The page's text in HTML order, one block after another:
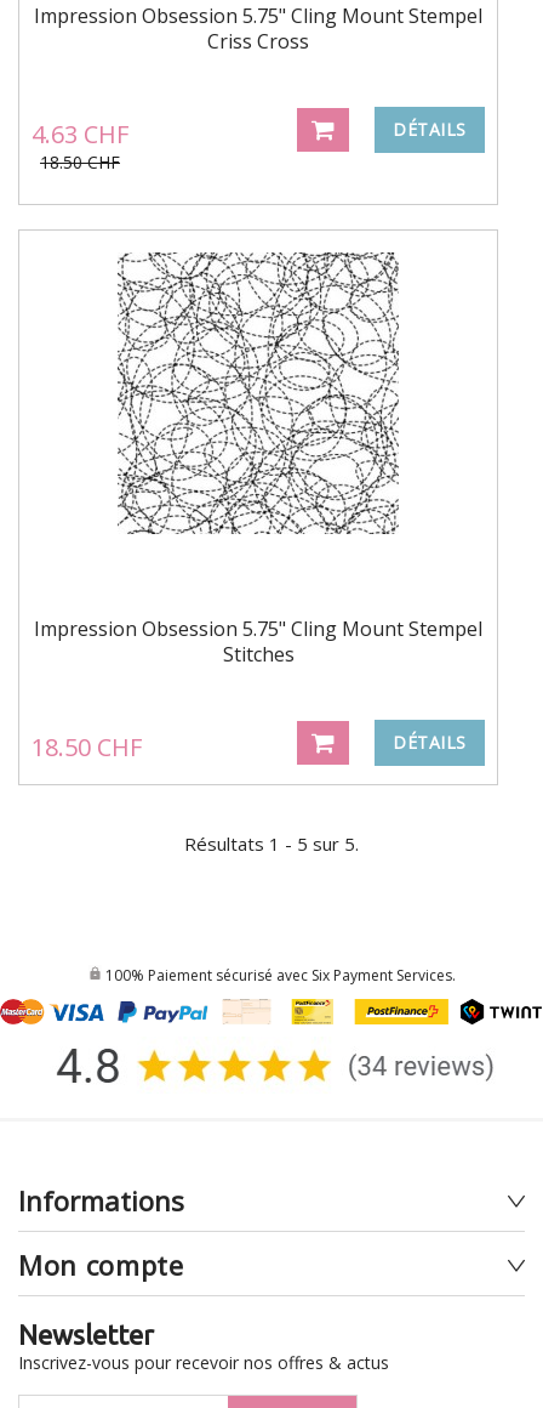
Impression Obsession 5.75" Cling Mount Stempel
Criss Cross
4.63 CHF
18.50 CHF
DÉTAILS
Impression Obsession 5.75" Cling Mount Stempel
Stitches
18.50 CHF DÉTAILS
Résultats 1 - 5 sur 5.
100% Paiement sécurisé avec Six Payment Services.
Informations
Mon compte
Newsletter
Inscrivez-vous pour recevoir nos offres & actus